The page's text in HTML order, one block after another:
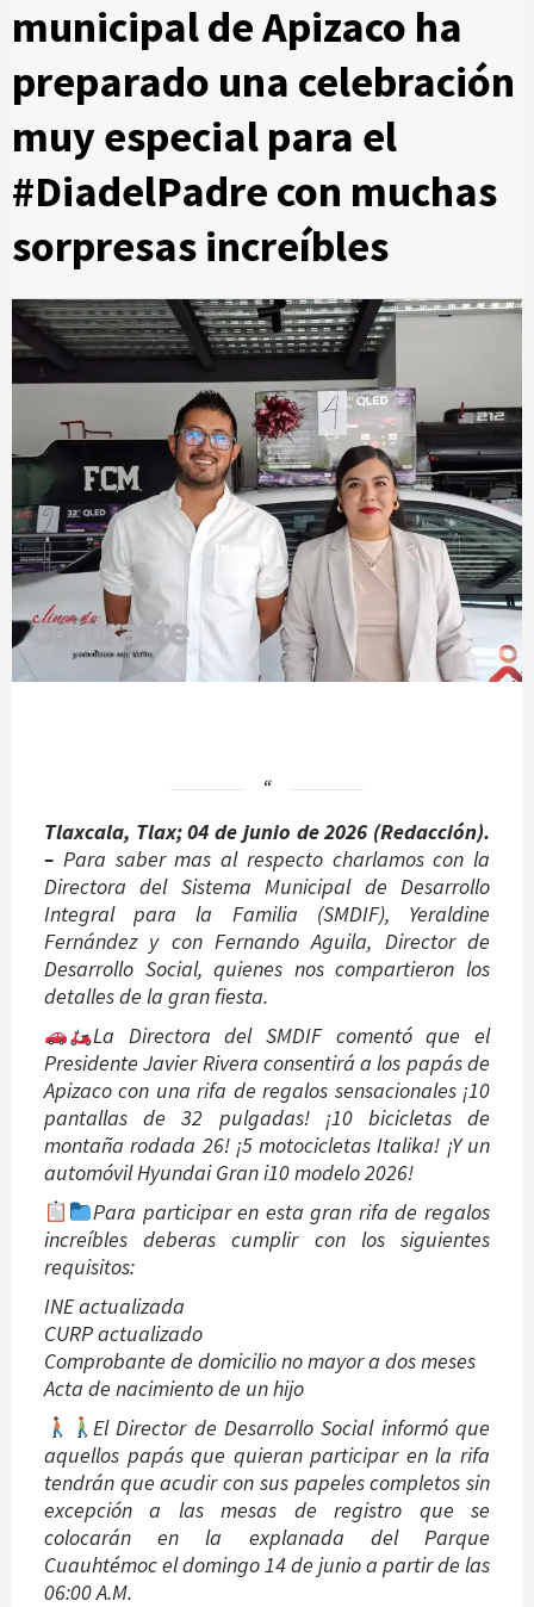
municipal de Apizaco ha
preparado una celebración
muy especial para el
#DiadelPadre con muchas
sorpresas increíbles
Tlaxcala, Tlax; 04 de junio de 2026 (Redacción).
– Para saber mas al respecto charlamos con la
Directora del Sistema Municipal de Desarrollo
Integral para la Familia (SMDIF), Yeraldine
Fernández y con Fernando Aguila, Director de
Desarrollo Social, quienes nos compartieron los
detalles de la gran fiesta.
La Directora del SMDIF comentó que el
Presidente Javier Rivera consentirá a los papás de
Apizaco con una rifa de regalos sensacionales ¡10
pantallas de 32 pulgadas! ¡10 bicicletas de
montaña rodada 26! ¡5 motocicletas Italika! ¡Y un
automóvil Hyundai Gran i10 modelo 2026!
Para participar en esta gran rifa de regalos
increíbles deberas cumplir con los siguientes
requisitos:
INE actualizada
CURP actualizado
Comprobante de domicilio no mayor a dos meses
Acta de nacimiento de un hijo
El Director de Desarrollo Social informó que
aquellos papás que quieran participar en la rifa
tendrán que acudir con sus papeles completos sin
excepción a las mesas de registro que se
colocarán en la explanada del Parque
Cuauhtémoc el domingo 14 de junio a partir de las
06:00 A.M.